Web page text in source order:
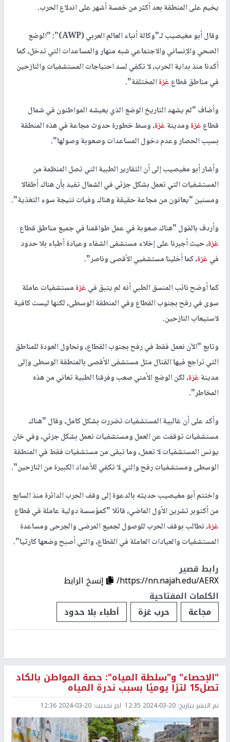
يخيم على المنطقة بعد أكثر من خمسة أشهر على اندلاع الحرب.
وقال أبو مغيصيب لـ"وكالة أنباء العالم العربي (AWP)": "الوضع
الصحي والإنساني والاجتماعي شبه منهار والمساعدات التي تدخل، كما
أكدنا منذ بداية الحرب، لا تكفي لسد احتياجات المستشفيات والنازحين
في مناطق قطاعغزةالمختلفة".
وأضاف "لم يشهد التاريخ الوضع الذي يعيشه المواطنون في شمال
قطاعغزةومدينةغزة، وسط خطورة حدوث مجاعة في هذه المنطقة
بسبب الحصار وعدم دخول المساعدات وصعوبة وصولها".
وأشار أبو مغيصيب إلى أن التقارير الطبية التي تصل المنظمة من
المستشفيات التي تعمل بشكل جزئي في الشمال تفيد بأن هناك أطفالا
ومسنين "يعانون من مجاعة حقيقة وهناك وفيات نتيجة سوء التغذية".
وأردف بالقول "هناك صعوبة في عمل طواقمنا في جميع مناطق قطاع
غزة، حيث أجبرنا على إخلاء مستشفى الشفاء وعيادة أطباء بلا حدود
فيغزة، كما أخلينا مستشفيي الأقصى وناصر".
كما أوضح نائب المنسق الطبي أنه لم يتبق فيغزةمستشفيات عاملة
سوى في رفح بجنوب القطاع وفي المنطقة الوسطى، لكنها ليست كافية
لاستيعاب النازحين.
وتابع "الآن نعمل فقط في رفح بجنوب القطاع، ونحاول العودة للمناطق
التي تراجع فيها القتال مثل مستشفى الأقصى بالمنطقة الوسطى وإلى
مدينةغزة، لكن الوضع الأمني صعب وفرقنا الطبية تعاني من هذه
المخاطر".
وأكد على أن غالبية المستشفيات تضررت بشكل كامل، وقال "هناك
مستشفيات توقفت عن العمل ومستشفيات تعمل بشكل جزئي، وفي خان
يونس المستشفيات لا تعمل، وما تبقى من مستشفيات فقط في المنطقة
الوسطى ومستشفيات رفح والتي لا تكفي للأعداد الكبيرة من النازحين".
واختتم أبو مغيصيب حديثه بالدعوة إلى وقف الحرب الدائرة منذ السابع
من أكتوبر تشرين الأول الماضي، قائلا "كمؤسسة دولية عاملة في قطاع
غزة، نطالب بوقف الحرب للوصول لجميع المرضى والجرحى ومساعدة
المستشفيات والعيادات العاملة في القطاع، والتي أصبح وضعها كارثيا".
رابط قصير
https://nn.najah.edu/AERX/
إنسخ الرابط
الكلمات المفتاحية
مجاعة
حرب غزة أطباء بلا حدود
"الإحصاء" و"سلطة المياه": حصة المواطن بالكاد
تصل15 لترًا يوميًا بسبب ندرة المياه
تم النشر بتاريخ: 2024-03-20 12:35 اخر تحديث: 2024-03-20 12:36